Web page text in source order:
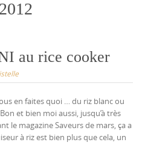
au rice cooker
en faites quoi … du riz blanc ou
et bien moi aussi, jusqu’à très
le magazine Saveurs de mars, ça a
à riz est bien plus que cela, un